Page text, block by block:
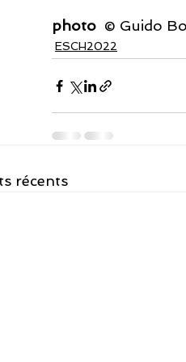
photo
© Guido
ESCH2022
récents